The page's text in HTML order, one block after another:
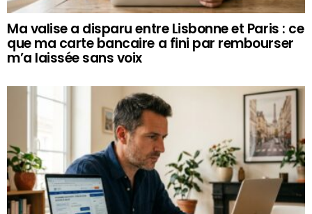
Ma valise a disparu entre Lisbonne et Paris : ce
que ma carte bancaire a fini par rembourser
m’a laissée sans voix